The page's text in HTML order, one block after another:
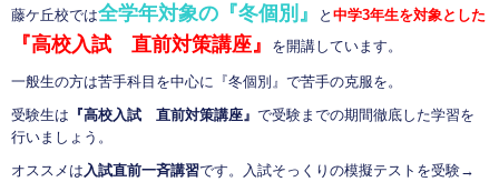
藤ケ丘校では全学年対象の『冬個別』 と 中学3年生を対象とした
『高校入試 直前対策講座』 を開講しています。
一般生の方は苦手科目を中心に『冬個別』で苦手の克服を。
受験生は 『高校入試 直前対策講座』 で受験までの期間徹底した学習を
行いましょう。
オススメは 入試直前一斉講習です。入試そっくりの模擬テストを受験→